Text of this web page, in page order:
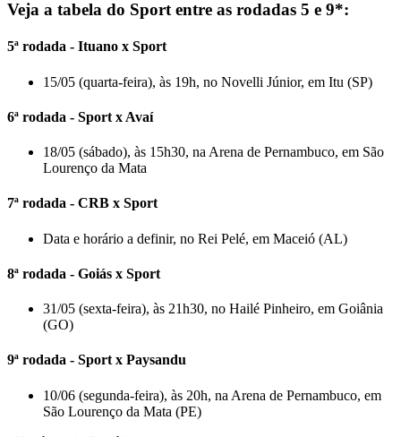
Veja a tabela do Sport entre as rodadas 5 e 9*:
5ª rodada - Ituano x Sport
15/05 (quarta-feira), às 19h, no Novelli Júnior, em Itu (SP)
6ª rodada - Sport x Avaí
18/05 (sábado), às 15h30, na Arena de Pernambuco, em São
Lourenço da Mata
7ª rodada - CRB x Sport
Data e horário a definir, no Rei Pelé, em Maceió (AL)
8ª rodada - Goiás x Sport
31/05 (sexta-feira), às 21h30, no Hailé Pinheiro, em Goiânia
(GO)
9ª rodada - Sport x Paysandu
10/06 (segunda-feira), às 20h, na Arena de Pernambuco, em
São Lourenço da Mata (PE)